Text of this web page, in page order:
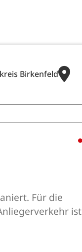
Birkenfeld
Für die
ist